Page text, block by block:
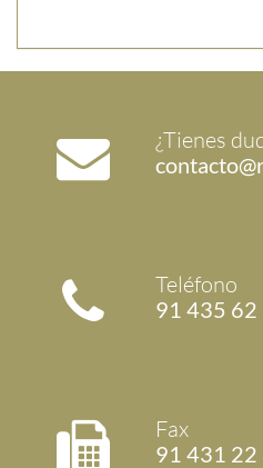
¿Tienes
Teléfono
91 435 62
Fax
91 431 22